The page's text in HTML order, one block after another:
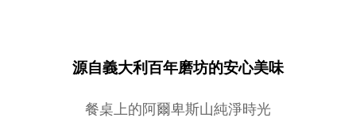
源自義大利百年磨坊的安心美味
餐桌上的阿爾卑斯山純淨時光